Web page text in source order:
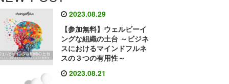
2023.08.29
【参加無料】ウェルビーイ
ングな組織の土台 ～ビジネ
スにおけるマインドフルネ
スの３つの有用性～
2023.08.21